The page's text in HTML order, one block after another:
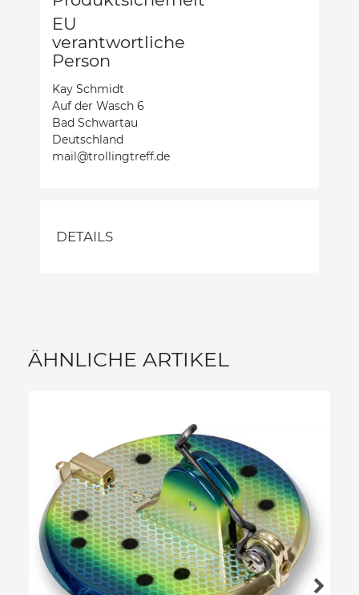
EU
verantwortliche
Person
Kay Schmidt
Auf der Wasch 6
Bad Schwartau
Deutschland
mail@trollingtreff.de
DETAILS
ÄHNLICHE ARTIKEL